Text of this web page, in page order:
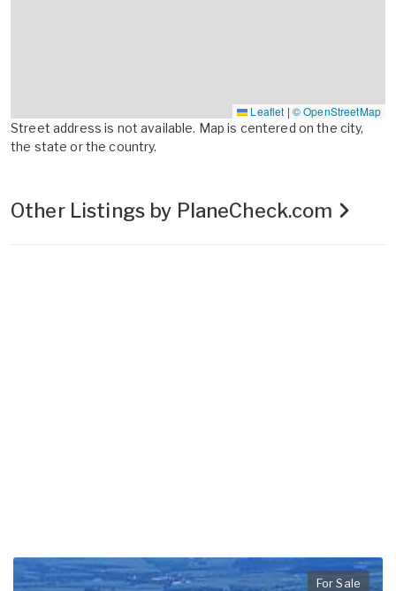
Leaflet | © OpenStreetMap
Street address is not available. Map is centered on the city,
the state or the country.
Other Listings by PlaneCheck.com
For Sale